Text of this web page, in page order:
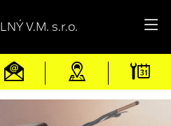
V.M. s.r.o.